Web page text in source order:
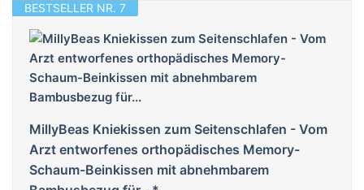
BESTSELLER NR. 7
MillyBeas Kniekissen zum Seitenschlafen - Vom
Arzt entworfenes orthopädisches Memory-
Schaum-Beinkissen mit abnehmbarem